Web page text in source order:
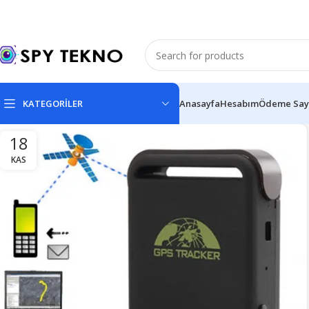
KATEGORİLER AnasayfaHesabımÖdeme
18
KAS